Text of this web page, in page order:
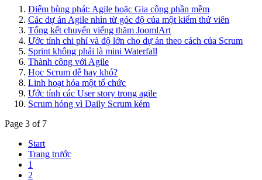
Điểm bùng phát: Agile hoặc Gia công phần mềm
Các dự án Agile nhìn từ góc độ của một kiểm thử viên
Tổng kết chuyến viếng thăm JoomlArt
Ước tính chi phí và độ lớn cho dự án theo cách của Scrum
Sprint không phải là mini Waterfall
Thành công với Agile
Học Scrum dễ hay khó?
Linh hoạt hóa một tổ chức
Ước tính các User story trong agile
Scrum hỏng vì Daily Scrum kém
Page 3 of 7
Start
Trang trước
1
2